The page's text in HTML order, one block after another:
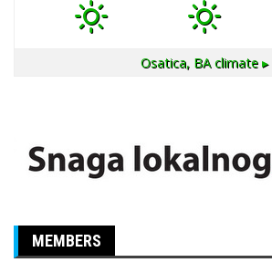
Osatica, BAclimate ▸
MEMBERS